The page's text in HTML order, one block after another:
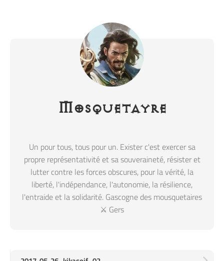
Mosquetayre
Un pour tous, tous pour un. Exister c'est exercer sa
propre représentativité et sa souveraineté, résister et
lutter contre les forces obscures, pour la vérité, la
liberté, l'indépendance, l'autonomie, la résilience,
l'entraide et la solidarité. Gascogne des mousquetaires
⚔️ Gers